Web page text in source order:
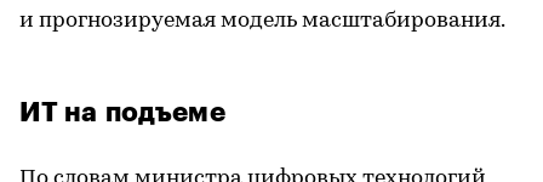
и прогнозируемая модель масштабирования.
ИТ на подъеме